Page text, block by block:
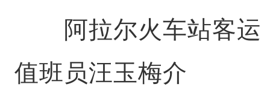
阿拉尔火车站客运
值班员汪玉梅介